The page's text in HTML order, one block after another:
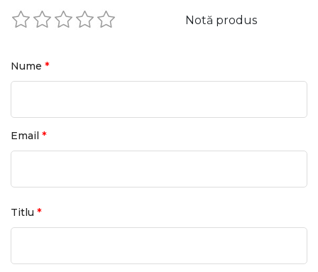
Notă produs
Nume *
Email *
Titlu *